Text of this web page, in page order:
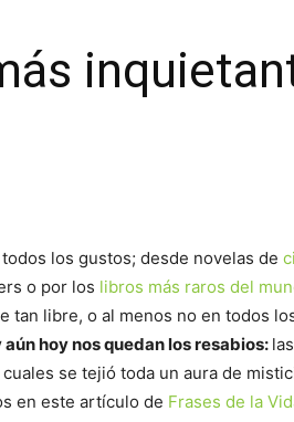
los gustos; desde novelas de
o por los libros más raros del
tan libre, o al menos no en todos
hoy nos quedan los resabios: las
se tejió toda un aura de
en este artículo de Frases de la